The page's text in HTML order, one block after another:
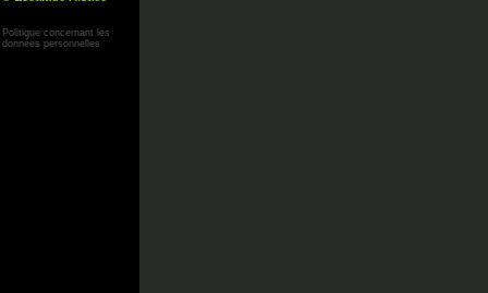
Politique concernant les
données personnelles